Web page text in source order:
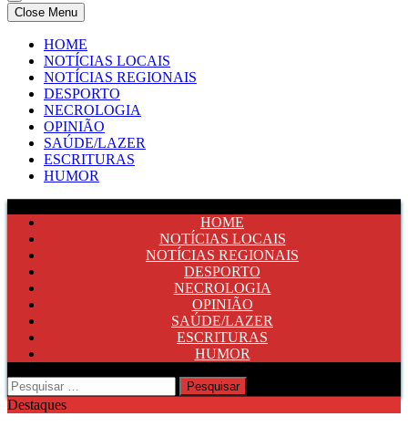
Comercio e Noticias
Notícias e Publicidade Online
Close Menu
HOME
NOTÍCIAS LOCAIS
NOTÍCIAS REGIONAIS
DESPORTO
NECROLOGIA
OPINIÃO
SAÚDE/LAZER
ESCRITURAS
HUMOR
HOME
NOTÍCIAS LOCAIS
NOTÍCIAS REGIONAIS
DESPORTO
NECROLOGIA
OPINIÃO
SAÚDE/LAZER
ESCRITURAS
HUMOR
Pesquisar
por:
Destaques